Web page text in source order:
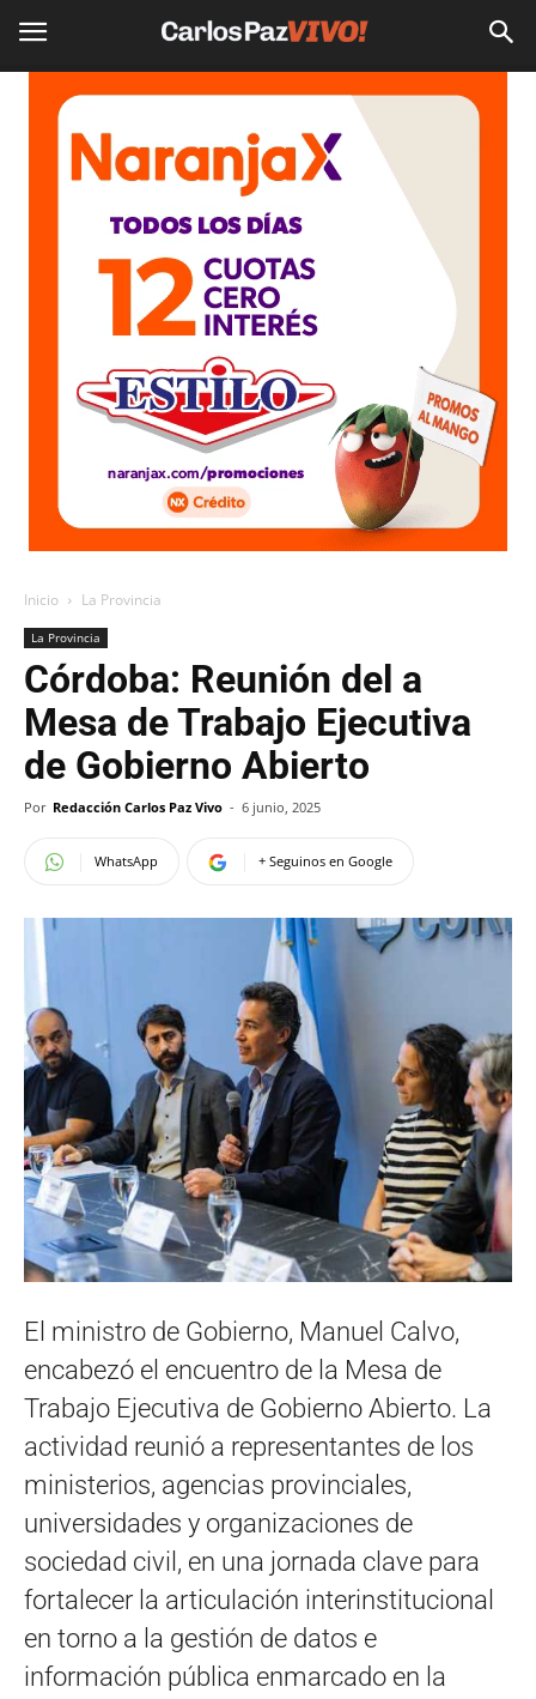
Inicio La Provincia
La Provincia
Córdoba: Reunión del a
Mesa de Trabajo Ejecutiva
de Gobierno Abierto
Por Redacción Carlos Paz Vivo - 6 junio, 2025
WhatsApp + Seguinos en Google
El ministro de Gobierno, Manuel Calvo,
encabezó el encuentro de la Mesa de
Trabajo Ejecutiva de Gobierno Abierto. La
actividad reunió a representantes de los
ministerios, agencias provinciales,
universidades y organizaciones de
sociedad civil, en una jornada clave para
fortalecer la articulación interinstitucional
en torno a la gestión de datos e
información pública enmarcado en la